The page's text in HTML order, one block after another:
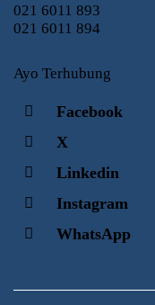
021 6011 893
021 6011 894
Ayo Terhubung
Facebook
X
Linkedin
Instagram
WhatsApp